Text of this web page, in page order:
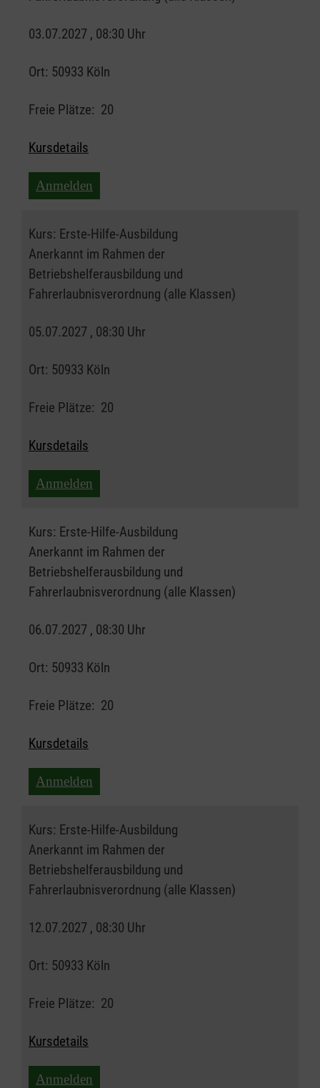
03.07.2027 , 08:30 Uhr
Ort: 50933 Köln
Freie Plätze: 20
Kursdetails
Anmelden
Kurs: Erste-Hilfe-Ausbildung
Anerkannt im Rahmen der
Betriebshelferausbildung und
Fahrerlaubnisverordnung (alle Klassen)
05.07.2027 , 08:30 Uhr
Ort: 50933 Köln
Freie Plätze: 20
Kursdetails
Anmelden
Kurs: Erste-Hilfe-Ausbildung
Anerkannt im Rahmen der
Betriebshelferausbildung und
Fahrerlaubnisverordnung (alle Klassen)
06.07.2027 , 08:30 Uhr
Ort: 50933 Köln
Freie Plätze: 20
Kursdetails
Anmelden
Kurs: Erste-Hilfe-Ausbildung
Anerkannt im Rahmen der
Betriebshelferausbildung und
Fahrerlaubnisverordnung (alle Klassen)
12.07.2027 , 08:30 Uhr
Ort: 50933 Köln
Freie Plätze: 20
Kursdetails
Anmelden